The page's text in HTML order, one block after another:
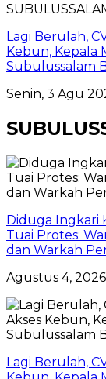
Lagi Berulah,
Kebun, Kepala
Subulussalam
Senin, 3 Agu
Diduga Ingkari
Tuai Protes:
dan Warkah
Agustus 4,
Lagi Berulah,